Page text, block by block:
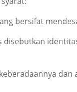
bersifat
dan